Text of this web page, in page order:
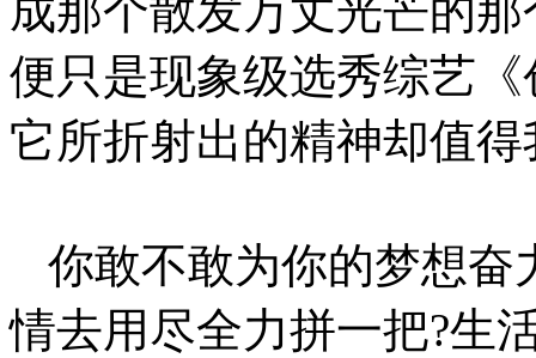
神
的
字
眼。
普
不
成那个散发万丈光芒的
便只是现象级选秀综艺《
它所折射出的精神却值
你敢不敢为你的梦想奋
情去用尽全力拼一把?生